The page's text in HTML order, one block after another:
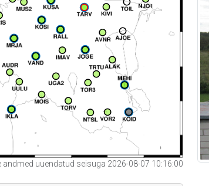
andmed uuendatud seisuga 2026-08-07 10:16:00